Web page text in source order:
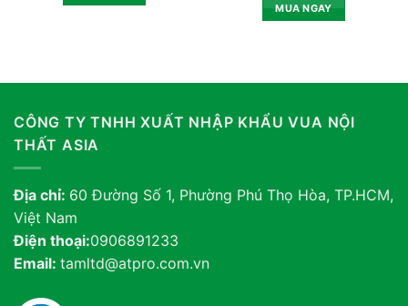
MUA NGAY
CÔNG TY TNHH XUẤT NHẬP KHẨU VUA NỘI
THẤT ASIA
Địa chỉ: 60 Đường Số 1, Phường Phú Thọ Hòa, TP.HCM,
Việt Nam
Điện thoại:0906891233
Email: tamltd@atpro.com.vn